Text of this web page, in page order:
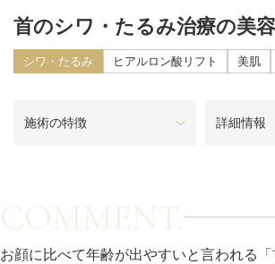
クリニックについて
料金一覧
首のシワ・たるみ治療の美
シワ・たるみ ヒアルロン酸リフト 美肌
施術の特徴 詳細情報
お顔に比べて年齢が出やすいと言われる「